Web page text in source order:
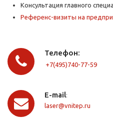
Консультация главного
Референс-визиты на
Телефон:
+7(495)740-77-59
E-mail:
laser@vnitep.ru